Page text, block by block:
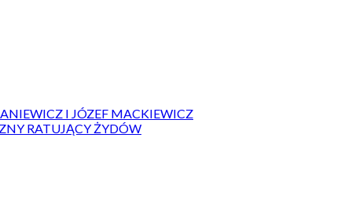
I JÓZEF MACKIEWICZ
RATUJĄCY ŻYDÓW